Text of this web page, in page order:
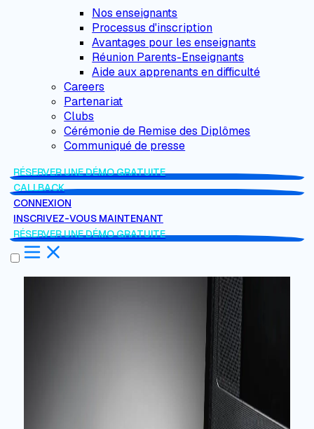
Nos enseignants
Processus d'inscription
Avantages pour les enseignants
Réunion Parents-Enseignants
Aide aux apprenants en difficulté
Careers
Partenariat
Clubs
Cérémonie de Remise des Diplômes
Communiqué de presse
RÉSERVER UNE DÉMO GRATUITE
CALLBACK
CONNEXION
INSCRIVEZ-VOUS MAINTENANT
RÉSERVER UNE DÉMO GRATUITE